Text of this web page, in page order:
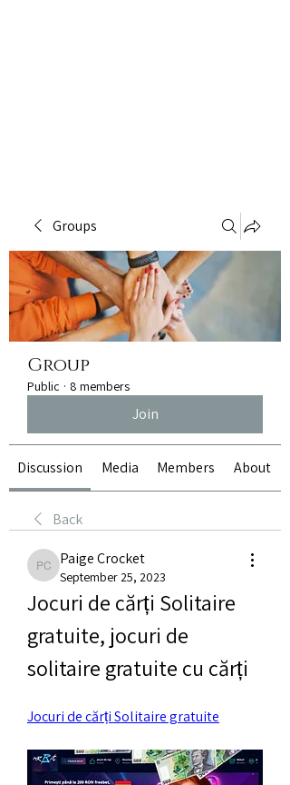
Groups
Group
Public · 8 members
Join
Discussion Media Members About
Back
Paige Crocket
Paige Crocket
September 25, 2023
Jocuri de cărți Solitaire
gratuite, jocuri de
solitaire gratuite cu cărți
Jocuri de cărți Solitaire gratuite